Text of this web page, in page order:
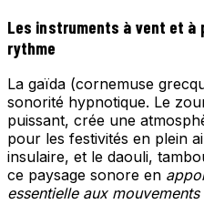
Les instruments à vent et à
rythme
La gaïda (cornemuse
sonorité hypnotique. Le
puissant, crée une
pour les festivités en plein
insulaire, et le daouli,
ce paysage sonore en
essentielle aux mouvements